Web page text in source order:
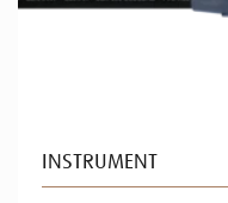
INSTRUMENT